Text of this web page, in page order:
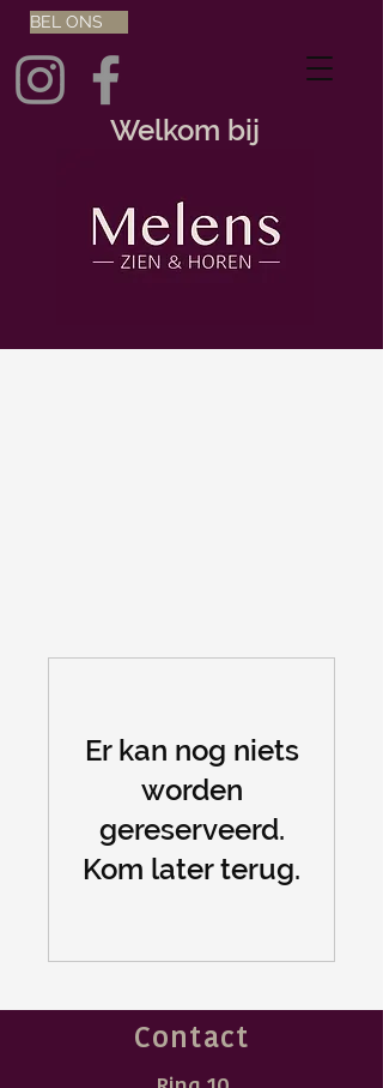
BEL ONS
Welkom bij
Er kan nog niets
worden
gereserveerd.
Kom later terug.
Contact